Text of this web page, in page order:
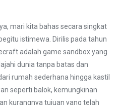
mari kita bahas secara singkat
istimewa. Dirilis pada tahun
adalah game sandbox yang
dunia tanpa batas dan
rumah sederhana hingga kastil
seperti balok, kemungkinan
kurangnya tujuan yang telah